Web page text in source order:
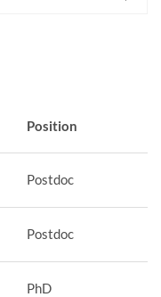
Position
Postdoc
Postdoc
PhD